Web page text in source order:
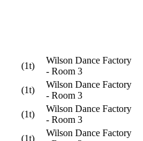
(1t)
Wilson Dance Factory
- Room 3
(1t)
Wilson Dance Factory
- Room 3
(1t)
Wilson Dance Factory
- Room 3
(1t)
Wilson Dance Factory